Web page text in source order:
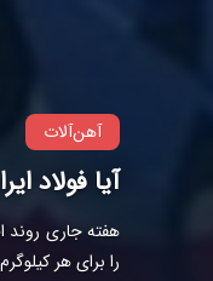
آهن‌آلات
آیا فولاد
را برای هر